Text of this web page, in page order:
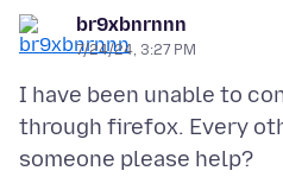
br9xbnrnnn
7/24/24, 3:27 PM
I have been unable to
through firefox. Every